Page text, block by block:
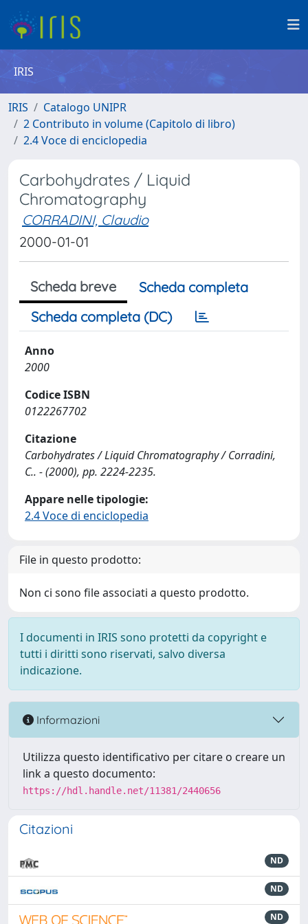
IRIS
IRIS
Catalogo UNIPR
2 Contributo in volume (Capitolo di libro)
2.4 Voce di enciclopedia
Carbohydrates / Liquid
Chromatography
CORRADINI, Claudio
2000-01-01
Scheda breve
Scheda completa
Scheda completa (DC)
Anno
2000
Codice ISBN
0122267702
Citazione
Carbohydrates / Liquid Chromatography / Corradini,
C.. - (2000), pp. 2224-2235.
Appare nelle tipologie:
2.4 Voce di enciclopedia
File in questo prodotto:
Non ci sono file associati a questo prodotto.
I documenti in IRIS sono protetti da copyright e
tutti i diritti sono riservati, salvo diversa
indicazione.
Informazioni
Utilizza questo identificativo per citare o creare un
link a questo documento:
https://hdl.handle.net/11381/2440656
Citazioni
ND
ND
ND